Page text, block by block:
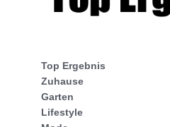
Top Ergebnis
Zuhause
Garten
Lifestyle